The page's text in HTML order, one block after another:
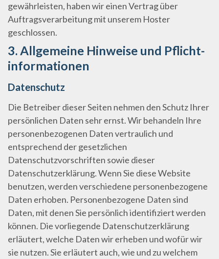
gewährleisten, haben wir einen Vertrag über
Auftragsverarbeitung mit unserem Hoster
geschlossen.
3. Allgemeine Hinweise und Pflicht­
informationen
Datenschutz
Die Betreiber dieser Seiten nehmen den Schutz Ihrer
persönlichen Daten sehr ernst. Wir behandeln Ihre
personenbezogenen Daten vertraulich und
entsprechend der gesetzlichen
Datenschutzvorschriften sowie dieser
Datenschutzerklärung. Wenn Sie diese Website
benutzen, werden verschiedene personenbezogene
Daten erhoben. Personenbezogene Daten sind
Daten, mit denen Sie persönlich identifiziert werden
können. Die vorliegende Datenschutzerklärung
erläutert, welche Daten wir erheben und wofür wir
sie nutzen. Sie erläutert auch, wie und zu welchem